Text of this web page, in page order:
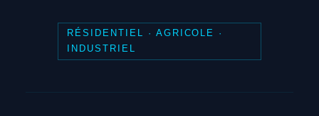
RÉSIDENTIEL · AGRICOLE ·
INDUSTRIEL